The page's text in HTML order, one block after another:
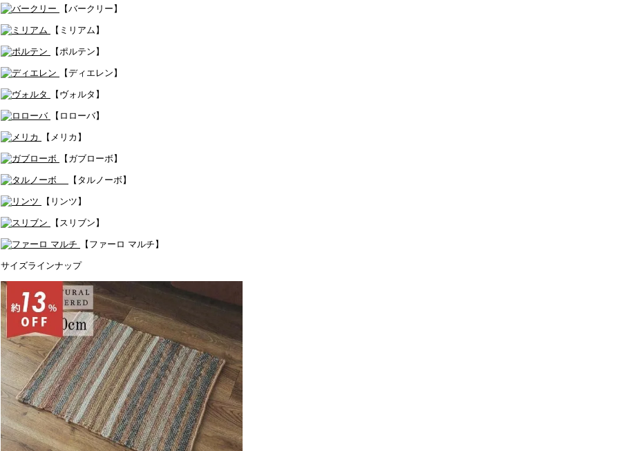
【バークリー】
【ミリアム】
【ポルテン】
【ディエレン】
【ヴォルタ】
【ロローバ】
【メリカ】
【ガブローボ】
【タルノーボ】
【リンツ】
【スリブン】
【ファーロ マルチ】
サイズラインナップ